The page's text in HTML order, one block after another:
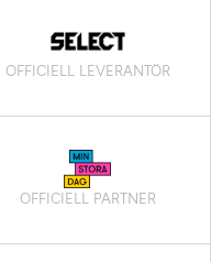
OFFICIELL LEVERANTÖR
OFFICIELL PARTNER